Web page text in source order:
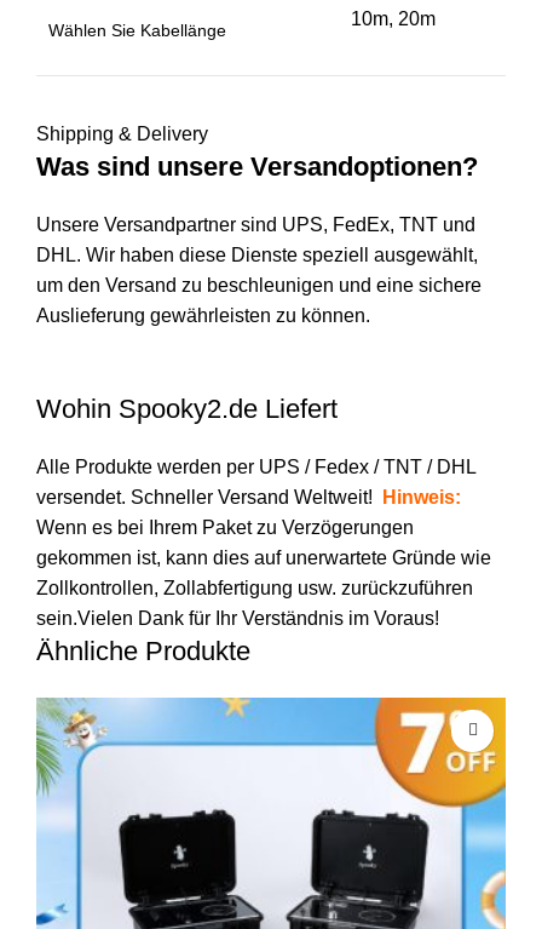
Wählen Sie Kabellänge
10m, 20m
Shipping & Delivery
Was sind unsere Versandoptionen?
Unsere Versandpartner sind UPS, FedEx, TNT und
DHL. Wir haben diese Dienste speziell ausgewählt,
um den Versand zu beschleunigen und eine sichere
Auslieferung gewährleisten zu können.
Wohin Spooky2.de Liefert
Alle Produkte werden per UPS / Fedex / TNT / DHL
versendet. Schneller Versand Weltweit!
Hinweis:
Wenn es bei Ihrem Paket zu Verzögerungen
gekommen ist, kann dies auf unerwartete Gründe wie
Zollkontrollen, Zollabfertigung usw. zurückzuführen
sein.Vielen Dank für Ihr Verständnis im Voraus!
Ähnliche Produkte